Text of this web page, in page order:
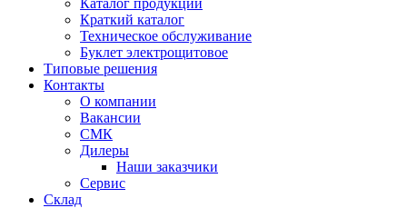
Каталог продукции
Краткий каталог
Техническое обслуживание
Буклет электрощитовое
Типовые решения
Контакты
О компании
Вакансии
СМК
Дилеры
Наши заказчики
Сервис
Склад